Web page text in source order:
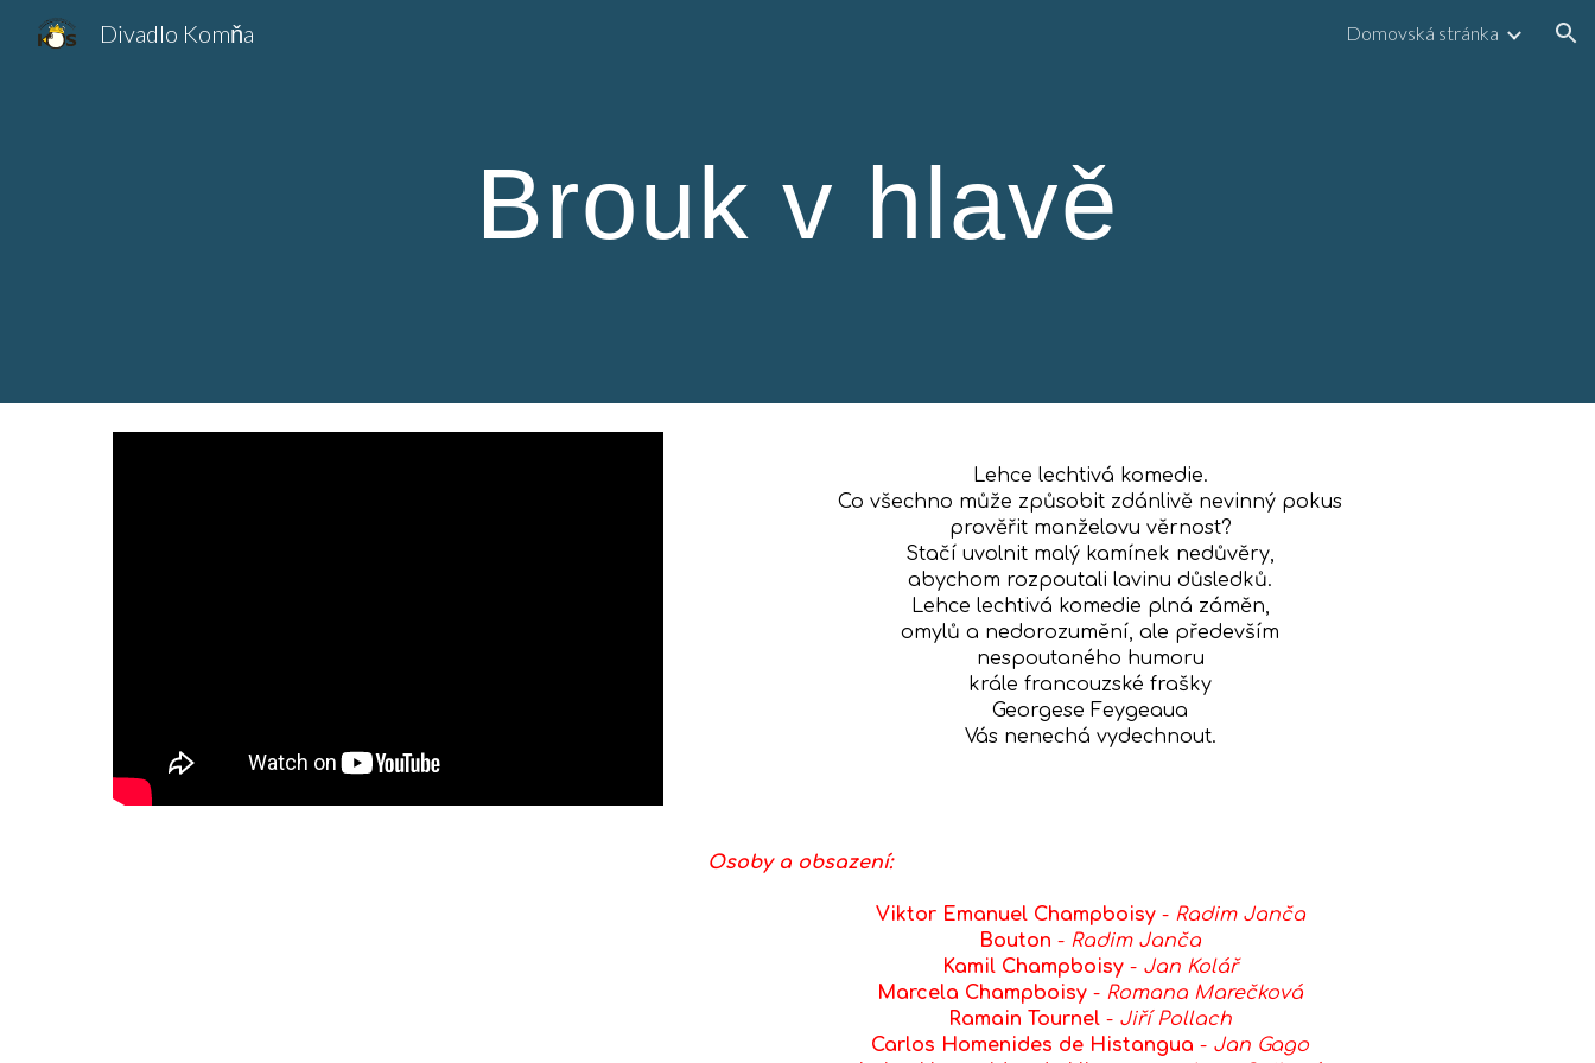
Divadlo Komňa Domovská stránka
Brouk v hlavě
Lehce lechtivá komedie.
Co všechno může způsobit zdánlivě nevinný pokus
prověřit manželovu věrnost?
Stačí uvolnit malý kamínek nedůvěry,
abychom rozpoutali lavinu důsledků.
Lehce lechtivá komedie plná záměn,
omylů a nedorozumění, ale především
nespoutaného humoru
krále francouzské frašky
Georgese Feygeaua
Vás nenechá vydechnout.
Osoby a obsazení:
Viktor Emanuel Champboisy- Radim Janča
Bouton - Radim Janča
Kamil Champboisy - Jan Kolář
Marcela Champboisy - Romana Marečková
Ramain Tournel - Jiří Pollach
Carlos Homenides de Histangua - Jan Gago